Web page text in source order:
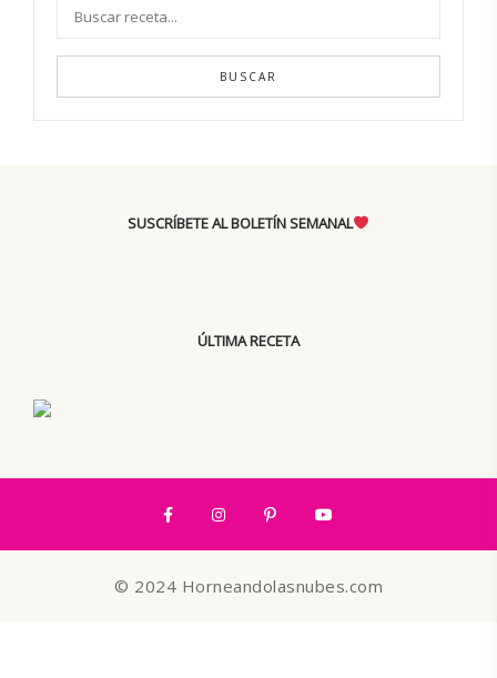
BUSCAR
SUSCRÍBETE AL BOLETÍN SEMANAL
ÚLTIMA RECETA
© 2024 Horneandolasnubes.com